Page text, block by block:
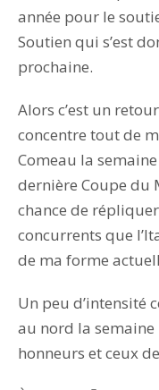
année pour le
Soutien qui s’est
prochaine.
Alors c’est un
concentre tout de
Comeau la
dernière Coupe du
chance de
concurrents que
de ma forme
Un peu d’intensité
au nord la
honneurs et ceux